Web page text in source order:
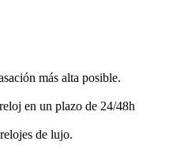
más alta posible.
en un plazo de 24/48h
de lujo.